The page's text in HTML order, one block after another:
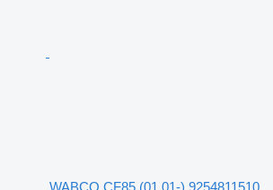
WABCO CF85 (01.01-) 9254811510